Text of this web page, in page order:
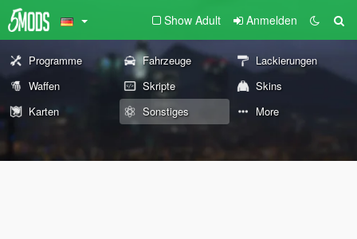
Show Adult Anmelden
Programme Fahrzeuge
Lackierungen
Waffen
Skripte
Skins
Karten
Sonstiges More